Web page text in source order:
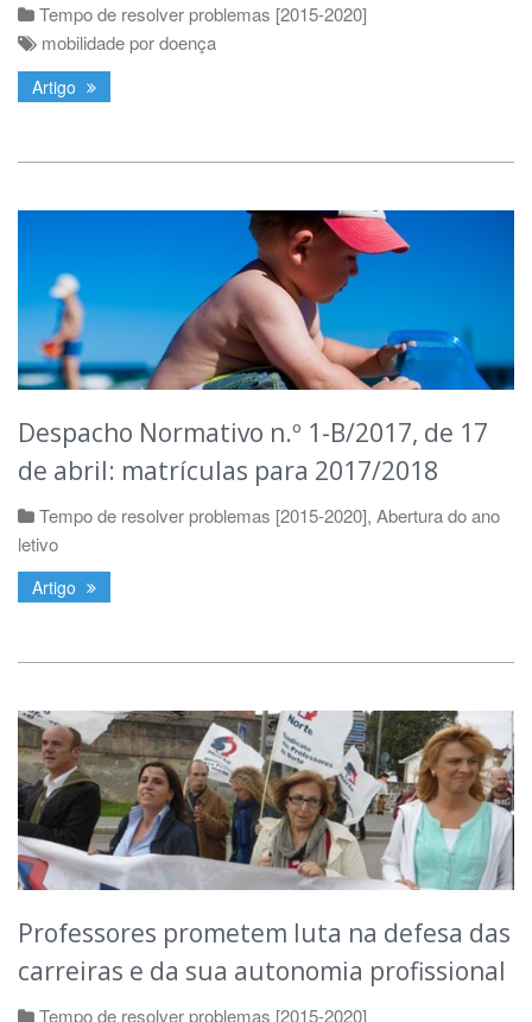
Tempo de resolver problemas [2015-2020]
mobilidade por doença
Artigo
Despacho Normativo n.º 1-B/2017, de 17
de abril: matrículas para 2017/2018
Tempo de resolver problemas [2015-2020], Abertura do ano
letivo
Artigo
Professores prometem luta na defesa das
carreiras e da sua autonomia profissional
Tempo de resolver problemas [2015-2020]